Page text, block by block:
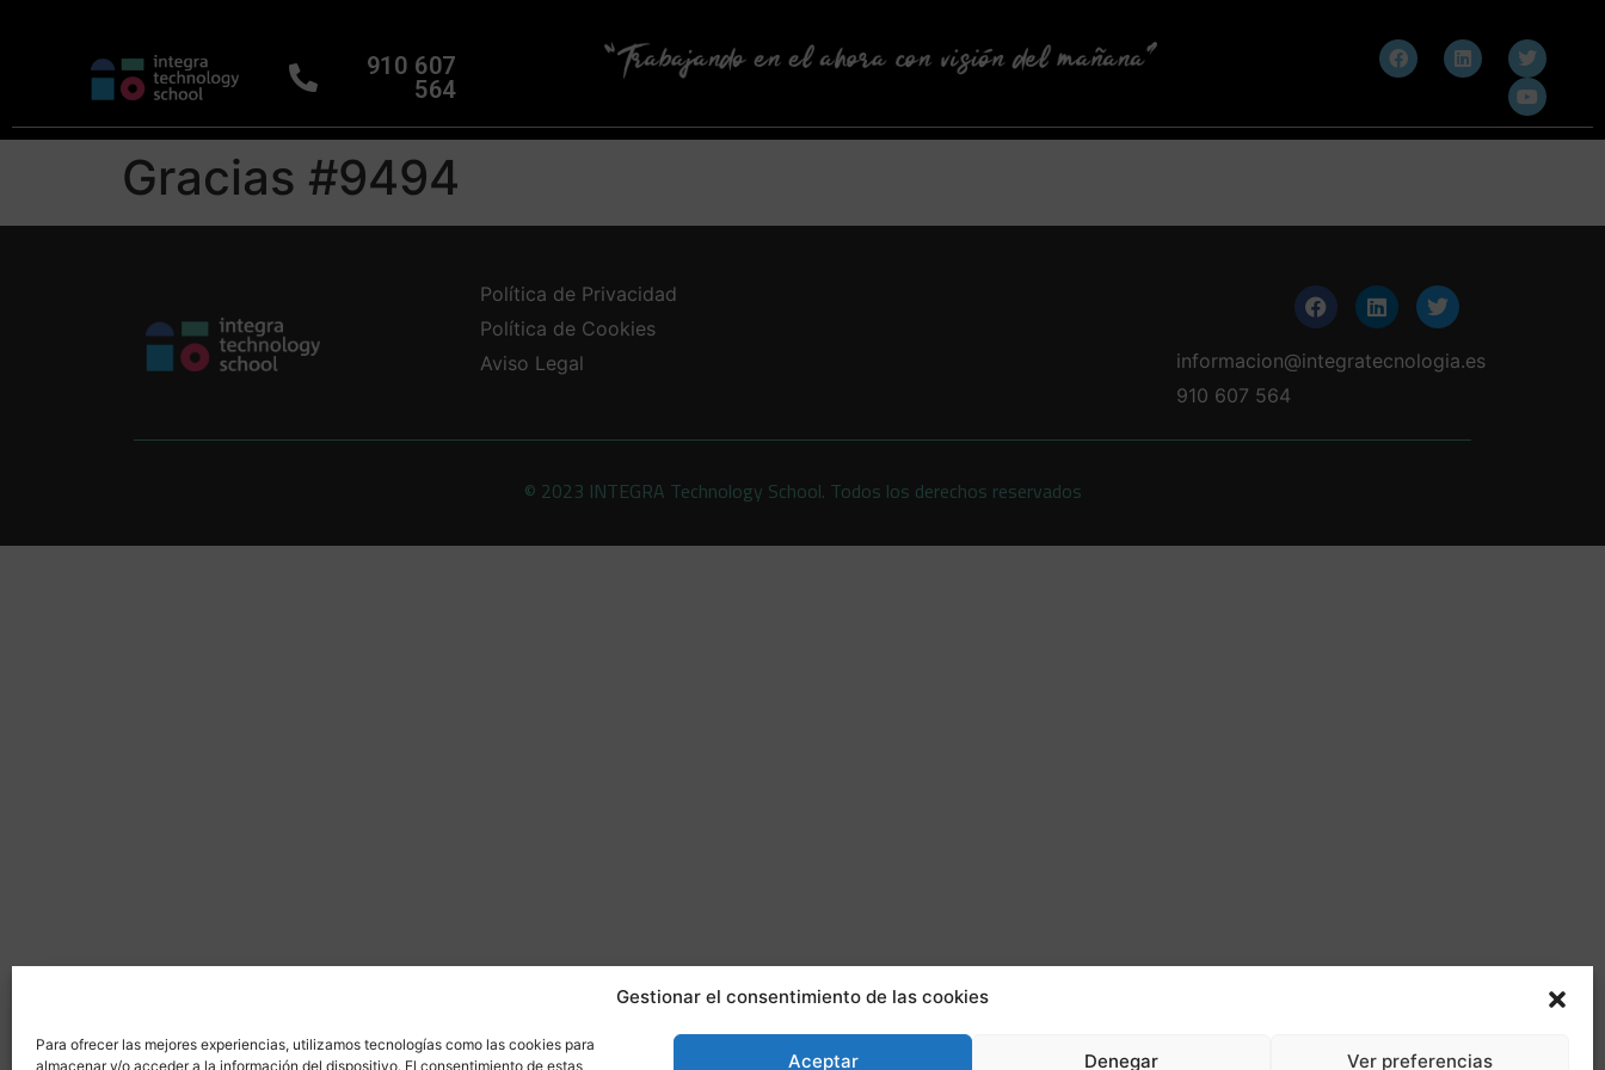
Gestionar el consentimiento de las cookies
Para ofrecer las mejores experiencias, utilizamos tecnologías como las cookies para
almacenar y/o acceder a la información del dispositivo. El consentimiento de estas
Aceptar Denegar Ver preferencias
910 607
564
Gracias #9494
Política de Privacidad
Política de Cookies
Aviso Legal
informacion@integratecnologia.es
910 607 564
© 2023 INTEGRA Technology School. Todos los derechos reservados